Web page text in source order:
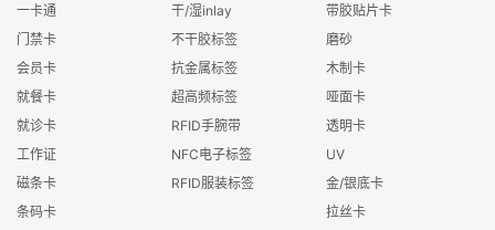
一卡通
门禁卡
会员卡
就餐卡
就诊卡
工作证
磁条卡
条码卡
干/湿inlay
不干胶标签
抗金属标签
超高频标签
RFID手腕带
NFC电子标签
RFID服装标签
带胶贴片卡
磨砂
木制卡
哑面卡
透明卡
UV
金/银底卡
拉丝卡